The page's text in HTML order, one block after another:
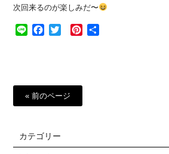
次回来るのが楽しみだ〜
Line Facebook
Twitter Pinterest
« 前のページ
カテゴリー